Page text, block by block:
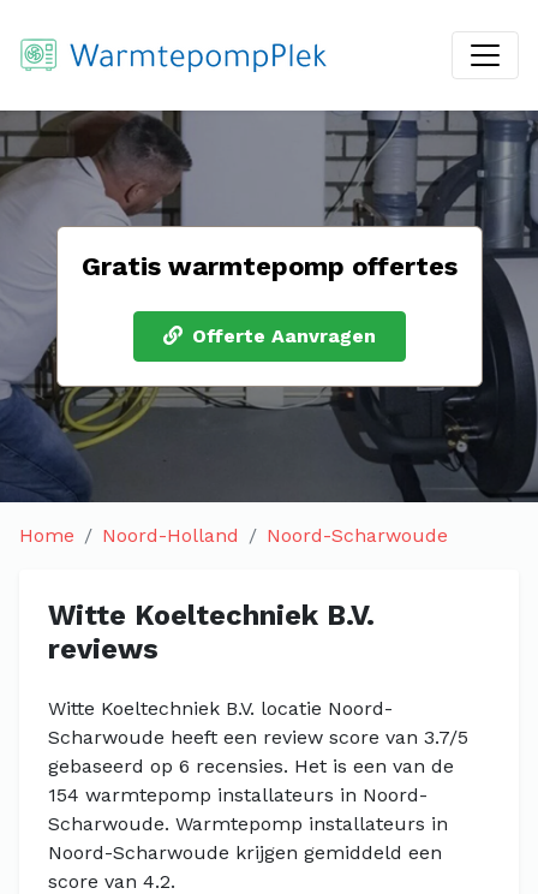
Gratis warmtepomp offertes
Offerte Aanvragen
Home Noord-Holland Noord-Scharwoude
Witte Koeltechniek B.V.
reviews
Witte Koeltechniek B.V. locatie Noord-
Scharwoude heeft een review score van 3.7/5
gebaseerd op 6 recensies. Het is een van de
154 warmtepomp installateurs in Noord-
Scharwoude. Warmtepomp installateurs in
Noord-Scharwoude krijgen gemiddeld een
score van 4.2.